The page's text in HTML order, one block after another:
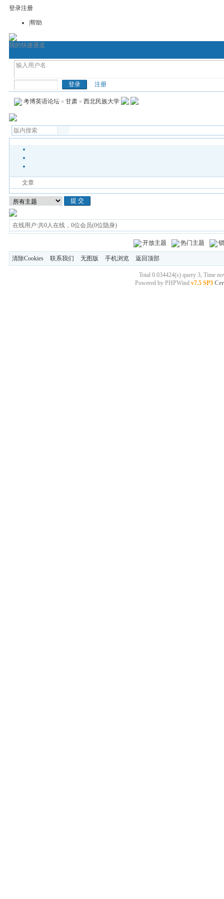
登录注册
|帮助
我的快捷通道
首页
注册
考博英语论坛» 甘肃» 西北民族大学
文章
在线用户:共0人在线，0位会员(0位隐身)
开放主题 热门主题
清除Cookies 联系我们 无图版 手机浏览 返回顶部
Total 0.034424(s) query 3, Time
Powered byPHPWind v7.5 SP3